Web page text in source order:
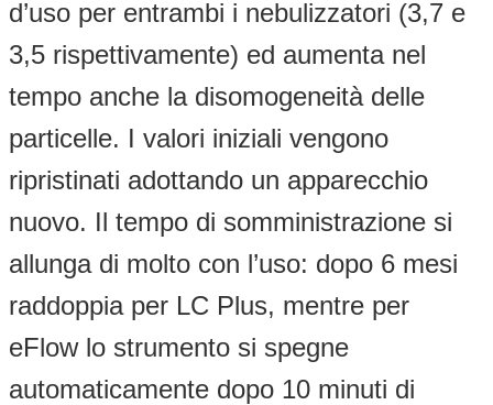
d’uso per entrambi i nebulizzatori (3,7 e
3,5 rispettivamente) ed aumenta nel
tempo anche la disomogeneità delle
particelle. I valori iniziali vengono
ripristinati adottando un apparecchio
nuovo. Il tempo di somministrazione si
allunga di molto con l’uso: dopo 6 mesi
raddoppia per LC Plus, mentre per
eFlow lo strumento si spegne
automaticamente dopo 10 minuti di